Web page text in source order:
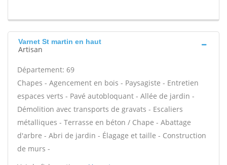
Varnet St martin en haut
Artisan
Département: 69
Chapes - Agencement en bois - Paysagiste - Entretien
espaces verts - Pavé autobloquant - Allée de jardin -
Démolition avec transports de gravats - Escaliers
métalliques - Terrasse en béton / Chape - Abattage
d'arbre - Abri de jardin - Élagage et taille - Construction
de murs -